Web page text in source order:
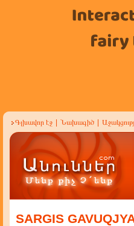
Գլխավոր էջ Նախագիծ
SARGIS